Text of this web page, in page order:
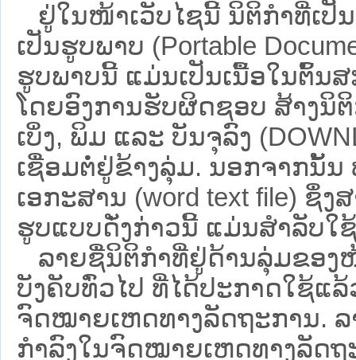
ຢູ່ໃນໜ້າ​ເວັບ​ໄຊ​ນີ້ ນິຕິກຳທີ່ເປັ
ເປັນຮູບພາບ (Portable
ຮູບພາບນີ້ ແມ່ນເປັນເນື້ອໃນຕົ້ນ
ໂດຍອົງການຮັບຜິດຊອບ ສ້າງນິ
ເບິ່ງ, ພິມ ແລະ ບັນຈຸລົງ
ເຊື່ອມຕໍ່ຢູ່ຂ້າງລຸ່ມ. ນອກຈາກນັ້ນ
ເອກະສານ (word text file) ຊຶ່
ຮູບແບບດັ່ງກ່າວນີ້ ແມ່ນສຳລັບໃ
ລາຍຊື່ນິຕິກຳທີ່ຢູ່ດ້ານລຸ່ມຂອງ
ບັງຄັບທົ່ວໄປ ທີ່ໄດ້ປະກາດໃຊ້ແ
ຈົດໝາຍເຫດທາງລັດຖະການ.
ກຳລົງໃນຈົດໝາຍເຫດທາງລັດ